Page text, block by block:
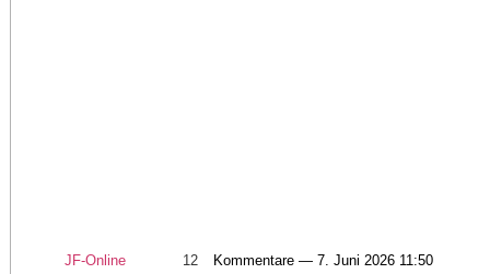
JF-Online 12 Kommentare — 7. Juni 2026 11:50